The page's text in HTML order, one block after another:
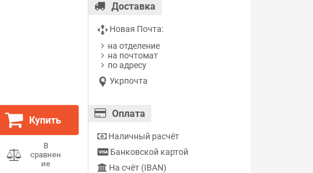
Купить
В
сравнен
ие
Доставка
Новая Почта:
на отделение
на почтомат
по адресу
Укрпочта
Оплата
Наличный расчёт
Банковской картой
На счёт (IBAN)